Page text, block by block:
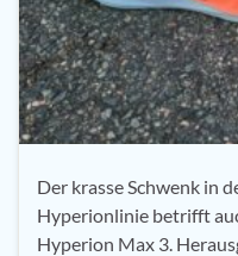
Der krasse Schwenk in
Hyperionlinie betrifft
Hyperion Max 3.